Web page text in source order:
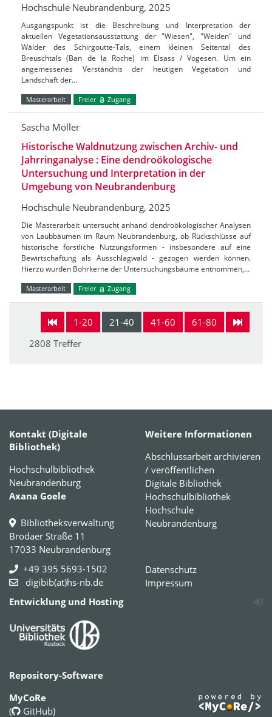
Hochschule Neubrandenburg, 2025
Ausgangspunkt ist die Beschreibung und Interpretation der
aktuellen Vegetationsausstattung der "Wiesen", "Weiden" und
Wälder des Schirgoutte-Tals, einem kleinen Seitental des
Breuschtals (Ban de la Roche) im Elsass / Vogesen. Um ein
angemessenes Verständnis der heutigen Vegetation und
Landschaft der…
Masterarbeit Freier Zugang
Sascha Möller
Historische Waldnutzung zwischen Archiv- und
Jahrringanalyse : Eine dendroökologische
Untersuchung und Interpretation in der
Umgebung von Neubrandenburg
Hochschule Neubrandenburg, 2025
Die Masterarbeit untersucht anhand dendroökologischer Analysen
von Laubbäumen im Raum Neubrandenburg, ob Rückschlüsse auf
historische forstliche Nutzungsformen - insbesondere auf eine
Bewirtschaftung als Ausschlagwald - gezogen werden können.
Hierzu wurden Bohrkerne der Untersuchungsbäume entnommen,…
Masterarbeit Freier Zugang
1-20 21-40 41-60
61-80
2808 Treffer
Kontakt (Digitale
Bibliothek)
Hochschulbibliothek
Neubrandenburg
Axana Goele
Bibliotheksverwaltung
Brodaer Straße 11
17033 Neubrandenburg
+49 395 5693-1502
digibib(at)hs-nb.de
Weitere Informationen
Abschlussarbeit archivieren
/ veröffentlichen
Digitale Bibliothek
Hochschulbibliothek
Hochschule
Neubrandenburg
Datenschutz
Impressum
Entwicklung und Hosting
Repository-Software
MyCoRe
(
GitHub)